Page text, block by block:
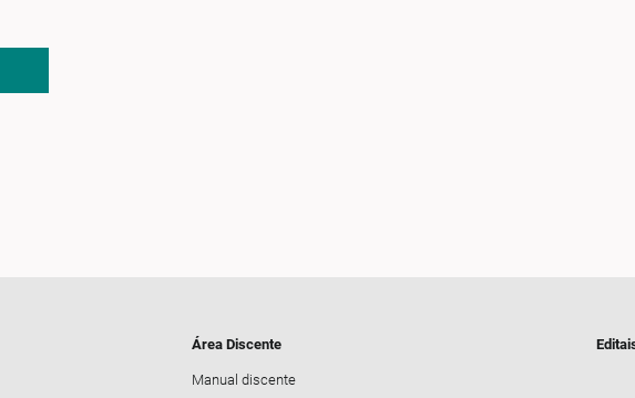
Área Discente
Manual discente